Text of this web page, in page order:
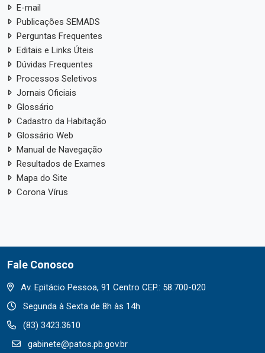
E-mail
Publicações SEMADS
Perguntas Frequentes
Editais e Links Úteis
Dúvidas Frequentes
Processos Seletivos
Jornais Oficiais
Glossário
Cadastro da Habitação
Glossário Web
Manual de Navegação
Resultados de Exames
Mapa do Site
Corona Vírus
Fale Conosco
Av. Epitácio Pessoa, 91 Centro CEP.: 58.700-020
Segunda à Sexta de 8h às 14h
(83) 3423.3610
gabinete@patos.pb.gov.br